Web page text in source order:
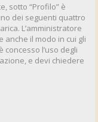
sotto “Profilo” è
dei seguenti quattro
L’amministratore
anche il modo in cui gli
l’uso degli
e devi chiedere